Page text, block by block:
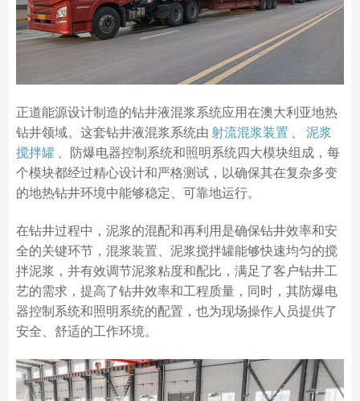
正道能源设计制造的钻井液混浆系统应用在澳大利亚地热
钻井领域。这套钻井液混浆系统由 射流混浆装置
泥浆
搅拌罐
、防爆电器控制系统和照明系统四大模块组成，每
个模块都经过精心设计和严格测试，以确保其在复杂多变
的地热钻井环境中能够稳定、可靠地运行。
在钻井过程中，泥浆的混配和再利用是确保钻井效率和安
全的关键环节，混浆装置、泥浆搅拌罐能够快速均匀的搅
拌泥浆，并有效调节泥浆粘度和配比，满足了客户钻井工
艺的需求，提高了钻井效率和工程质量，同时，其防爆电
器控制系统和照明系统的配置，也为现场操作人员提供了
安全、舒适的工作环境。